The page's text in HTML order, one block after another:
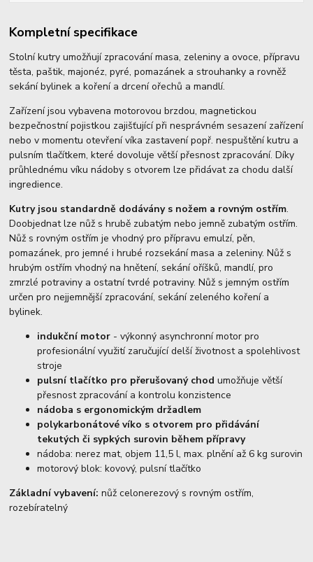
Kompletní specifikace
Stolní kutry umožňují zpracování masa, zeleniny a ovoce, přípravu
těsta, paštik, majonéz, pyré, pomazánek a strouhanky a rovněž
sekání bylinek a koření a drcení ořechů a mandlí.
Zařízení jsou vybavena motorovou brzdou, magnetickou
bezpečnostní pojistkou zajišťující při nesprávném sesazení zařízení
nebo v momentu otevření víka zastavení popř. nespuštění kutru a
pulsním tlačítkem, které dovoluje větší přesnost zpracování. Díky
průhlednému víku nádoby s otvorem lze přidávat za chodu další
ingredience.
Kutry jsou standardně dodávány s nožem a rovným ostřím.
Doobjednat lze nůž s hrubě zubatým nebo jemně zubatým ostřím.
Nůž s rovným ostřím je vhodný pro přípravu emulzí, pěn,
pomazánek, pro jemné i hrubé rozsekání masa a zeleniny. Nůž s
hrubým ostřím vhodný na hnětení, sekání oříšků, mandlí, pro
zmrzlé potraviny a ostatní tvrdé potraviny. Nůž s jemným ostřím
určen pro nejjemnější zpracování, sekání zeleného koření a
bylinek.
indukční motor - výkonný asynchronní motor pro
profesionální využití zaručující delší životnost a spolehlivost
stroje
pulsní tlačítko pro přerušovaný chod umožňuje větší
přesnost zpracování a kontrolu konzistence
nádoba s ergonomickým držadlem
polykarbonátové víko s otvorem pro přidávání
tekutých či sypkých surovin během přípravy
nádoba: nerez mat, objem 11,5 l, max. plnění až 6 kg surovin
motorový blok: kovový, pulsní tlačítko
Základní vybavení: nůž celonerezový s rovným ostřím,
rozebíratelný